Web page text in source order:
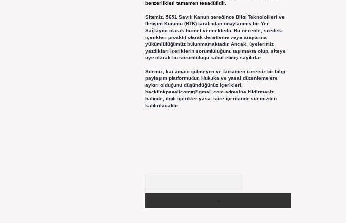
benzerlikleri tamamen tesadüfidir.
Sitemiz, 5651 Sayılı Kanun gereğince Bilgi Teknolojileri ve
İletişim Kurumu (BTK) tarafından onaylanmış bir Yer
Sağlayıcı olarak hizmet vermektedir. Bu nedenle, sitedeki
içerikleri proaktif olarak denetleme veya araştırma
yükümlülüğümüz bulunmamaktadır. Ancak, üyelerimiz
yazdıkları içeriklerin sorumluluğunu taşımakta olup, siteye
üye olarak bu sorumluluğu kabul etmiş sayılırlar.
Sitemiz, kar amacı gütmeyen ve tamamen ücretsiz bir bilgi
paylaşım platformudur. Hukuka ve yasal düzenlemelere
aykırı olduğunu düşündüğünüz içerikleri,
backlinkpanelicomtr@gmail.comadresine bildirmeniz
halinde, ilgili içerikler yasal süre içerisinde sitemizden
kaldırılacaktır.